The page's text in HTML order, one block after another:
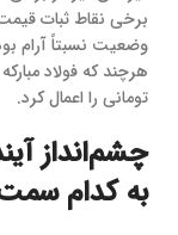
برخی نقاط ثبات
وضعیت نسبتاً آرام
تومانی را اعمال کرد.
چشم‌انداز
به کدام